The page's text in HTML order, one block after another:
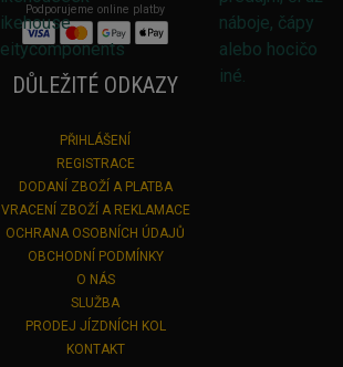
Podporujeme online platby
DŮLEŽITÉ ODKAZY
PŘIHLÁŠENÍ
REGISTRACE
DODANÍ ZBOŽÍ A PLATBA
VRACENÍ ZBOŽÍ A REKLAMACE
OCHRANA OSOBNÍCH ÚDAJŮ
OBCHODNÍ PODMÍNKY
O NÁS
SLUŽBA
PRODEJ JÍZDNÍCH KOL
KONTAKT